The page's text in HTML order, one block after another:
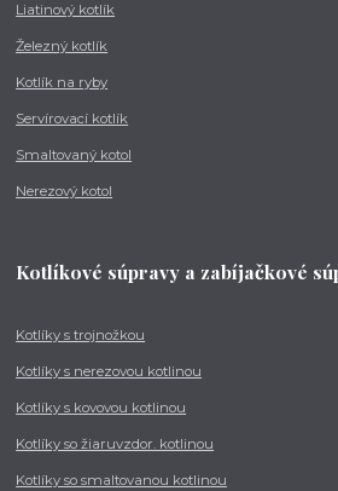
Liatinový kotlík
Železný kotlík
Kotlík na ryby
Servírovací kotlík
Smaltovaný kotol
Nerezový kotol
Kotlíkové súpravy a zabíjačkové
Kotlíky s trojnožkou
Kotlíky s nerezovou kotlinou
Kotlíky s kovovou kotlinou
Kotlíky so žiaruvzdor. kotlinou
Kotlíky so smaltovanou kotlinou